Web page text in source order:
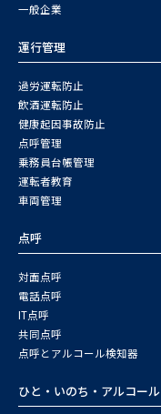
一般企業
運行管理
過労運転防止
飲酒運転防止
健康起因事故防止
点呼管理
乗務員台帳管理
運転者教育
車両管理
点呼
対面点呼
電話点呼
IT点呼
共同点呼
点呼とアルコール検知器
ひと・いのち・アルコール